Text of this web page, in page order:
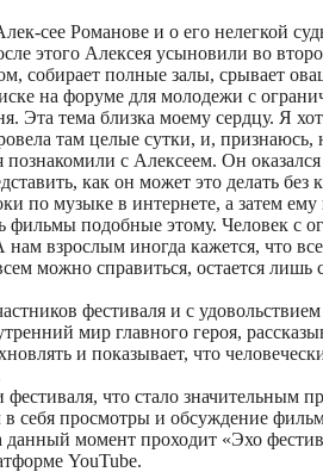
сее Романове и о его нелегкой
этого Алексея усыновили во
собирает полные залы, срывает
на форуме для молодежи с
Эта тема близка моему сердцу. Я
там целые сутки, и,
с Алексеем. Он
как он может это делать
по музыке в интернете, а затем
фильмы подобные этому. Человек с
взрослым иногда кажется, что
можно справиться, остается
фестиваля и с
мир главного героя,
и показывает, что
фестиваля, что стало
себя просмотры и обсуждение
момент проходит «Эхо
YouTube.